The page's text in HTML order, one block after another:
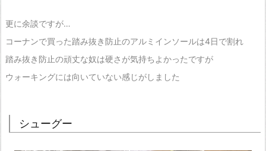
更に余談ですが…
コーナンで買った踏み抜き防止のアルミインソールは4日で割れ
踏み抜き防止の頑丈な奴は硬さが気持ちよかったですが
ウォーキングには向いていない感じがしました
シューグー